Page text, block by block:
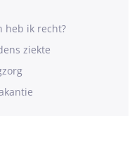
heb ik recht?
ziekte